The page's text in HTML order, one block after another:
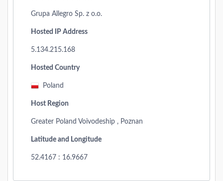
Grupa Allegro Sp. z o.o.
Hosted IP Address
5.134.215.168
Hosted Country
Poland
Host Region
Greater Poland Voivodeship , Poznan
Latitude and Longitude
52.4167 : 16.9667